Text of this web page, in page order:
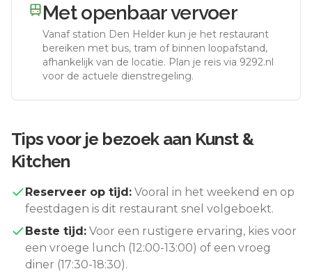
Met openbaar vervoer
Vanaf station Den Helder kun je het restaurant
bereiken met bus, tram of binnen loopafstand,
afhankelijk van de locatie. Plan je reis via 9292.nl
voor de actuele dienstregeling.
Tips voor je bezoek aan Kunst &
Kitchen
Reserveer op tijd: Vooral in het weekend en op
feestdagen is dit restaurant snel volgeboekt.
Beste tijd: Voor een rustigere ervaring, kies voor
een vroege lunch (12:00-13:00) of een vroeg
diner (17:30-18:30).